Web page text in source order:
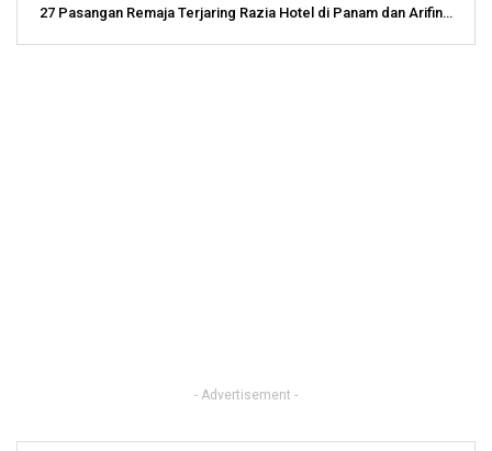
27 Pasangan Remaja Terjaring Razia Hotel di Panam dan Arifin…
- Advertisement -